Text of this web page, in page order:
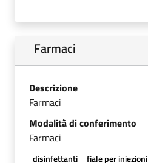
Farmaci
Descrizione
Farmaci
Modalità di conferimento
Farmaci
disinfettanti fiale per iniezioni